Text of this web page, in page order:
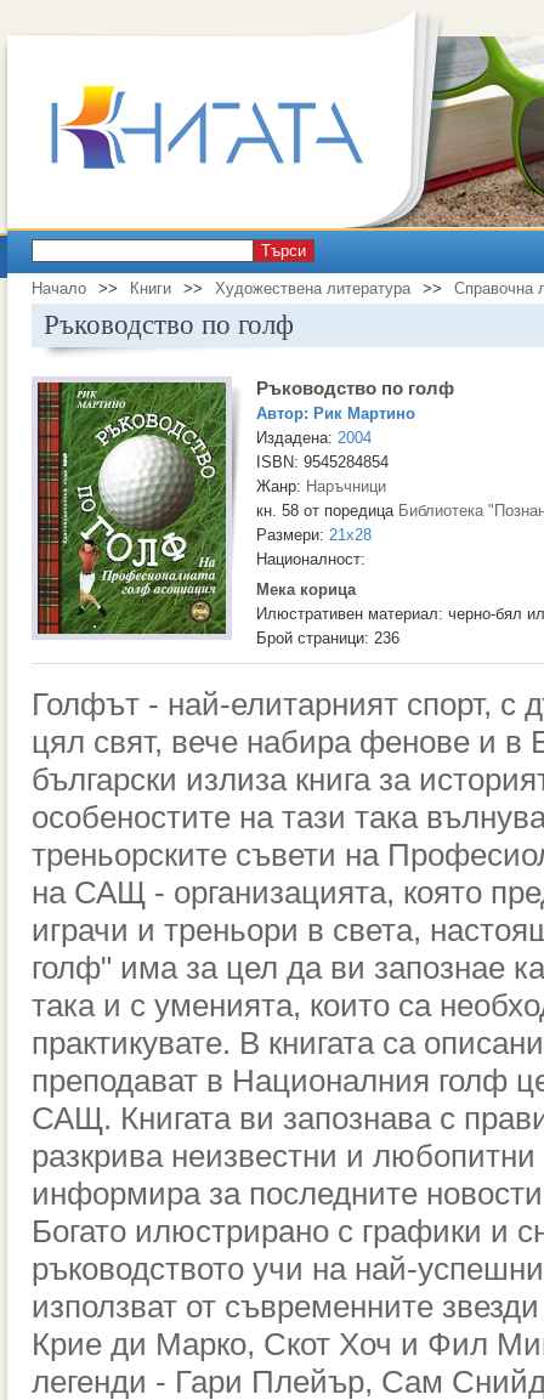
Търси
Начало >> Книги >> Художествена литература >> Справочна
Ръководство по голф
Ръководство по голф
Автор: Рик Мартино
Издадена: 2004
ISBN: 9545284854
Жанр: Наръчници
кн. 58 от поредица Библиотека
Размери: 21x28
Националност:
Мека корица
Илюстративен материал: черно-бял
Брой страници: 236
Голфът - най-елитарният спорт, с
цял свят, вече набира фенове и в
български излиза книга за
особеностите на тази така
треньорските съвети на
на САЩ - организацията, която
играчи и треньори в света,
голф" има за цел да ви запознае
така и с уменията, които са
практикувате. В книгата са
преподават в Националния голф
САЩ. Книгата ви запознава с
разкрива неизвестни и
информира за последните
Богато илюстрирано с графики и
ръководството учи на най-
използват от съвременните
Крие ди Марко, Скот Хоч и Фил
легенди - Гари Плейър, Сам